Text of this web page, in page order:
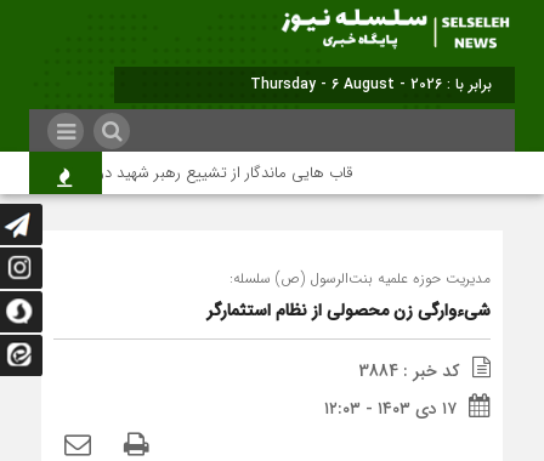
برابر با : Thursday - 6 August - 2026
قاب هایی ماندگار از تشییع رهبر شهید در تهران
مدیریت حوزه علمیه بنت‌الرسول (ص) سلسله:
شیء‌وارگی زن محصولی از نظام استثمارگر
کد خبر : 3884
۱۷ دی ۱۴۰۳ - ۱۲:۰۳